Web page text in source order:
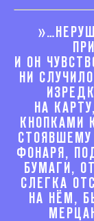
И ОН
НИ
НА
КНОПКАМИ
ФОНАРЯ,
БУМАГИ,
СЛЕГКА
НА НЁМ,